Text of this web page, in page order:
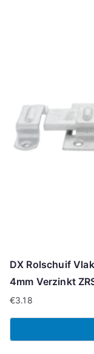
DX Rolschuif
4mm Verzinkt
€3.18